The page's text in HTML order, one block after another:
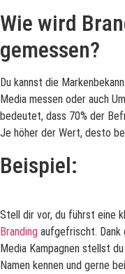
Wie wird
gemessen?
Du kannst die
Media messen oder auch
bedeutet, dass 70% der
Je höher der Wert, desto
Beispiel:
Stell dir vor, du führst eine
Branding aufgefrischt. Dank
Media Kampagnen stellst
Namen kennen und gerne